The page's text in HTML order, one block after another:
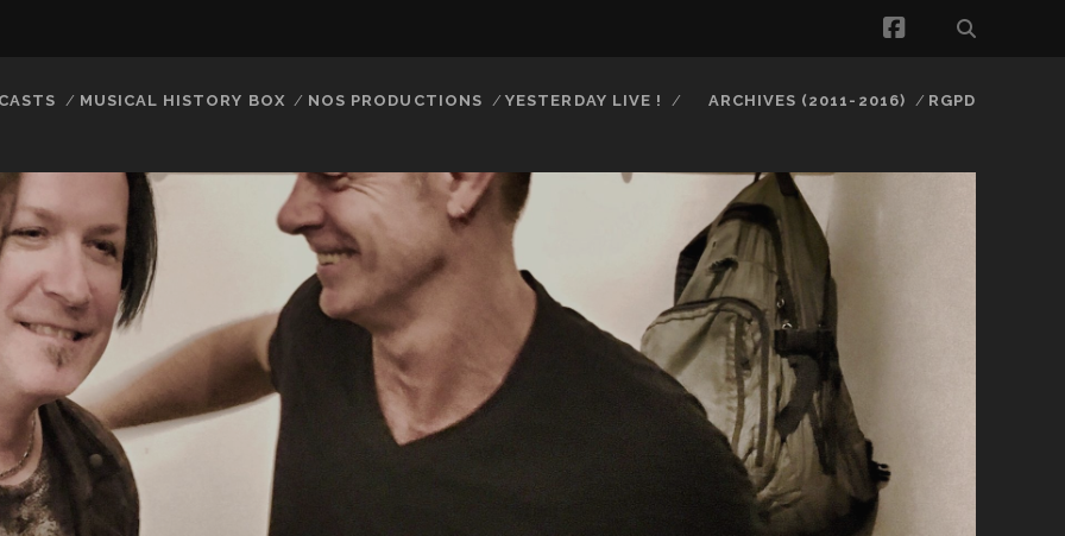
facebook
MUSICAL HISTORY BOX NOS PRODUCTIONS YESTERDAY LIVE ! ARCHIVES (2011-2016) RGPD